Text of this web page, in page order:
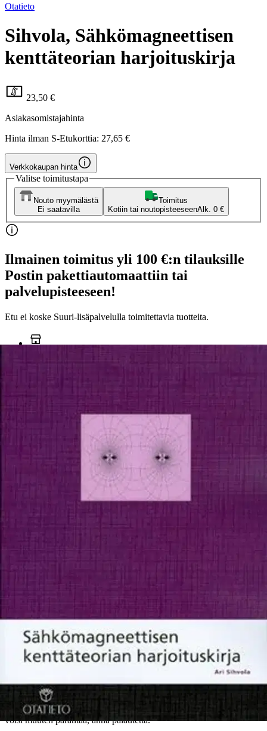
Otatieto
Sihvola, Sähkömagneettisen
kenttäteorian harjoituskirja
23,50 €
Asiakasomistajahinta
Hinta ilman S-Etukorttia: 27,65 €
Verkkokaupan hinta
Valitse toimitustapa
Nouto myymälästä
Ei saatavilla
Toimitus
Kotiin tai noutopisteeseenAlk. 0 €
Ilmainen toimitus yli 100 €:n tilauksille
Postin pakettiautomaattiin tai
palvelupisteeseen!
Etu ei koske Suuri‑lisäpalvelulla toimitettavia tuotteita.
Tarkista myymäläsaatavuus
Sähkömagneettisen kenttäteorian harjoituskirja sisältää
oppikirjojen (Sähkömagneettinen kenttäteoria 1-2) rakennetta.
tehtäviin on annettu yksityiskohtaiset ratkaisut.
Ominaisuudet
Oletko tyytyväinen tuotetietoihin?
Ovatko tuotetiedot riittävät? Jos tuotetiedoissa on puutteita tai niitä
voisi muuten parantaa, anna palautetta.